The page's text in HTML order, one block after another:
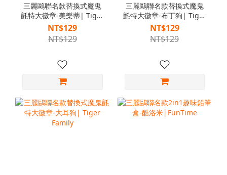
三麗鷗聯名款替換式魔鬼
氈特大徽章-美樂蒂| Tiger
Family
NT$129
NT$129
三麗鷗聯名款替換式魔鬼
氈特大徽章-布丁狗| Tiger
Family
NT$129
NT$129